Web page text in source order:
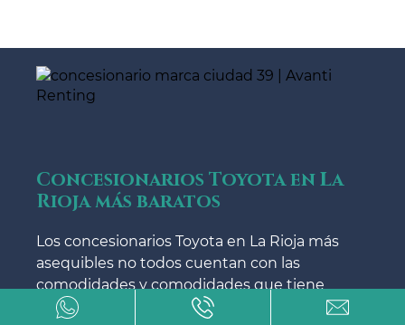
Concesionarios Toyota en La
Rioja más baratos
Los concesionarios Toyota en La Rioja más
asequibles no todos cuentan con las
comodidades y comodidades que tiene
Avanti Renting.